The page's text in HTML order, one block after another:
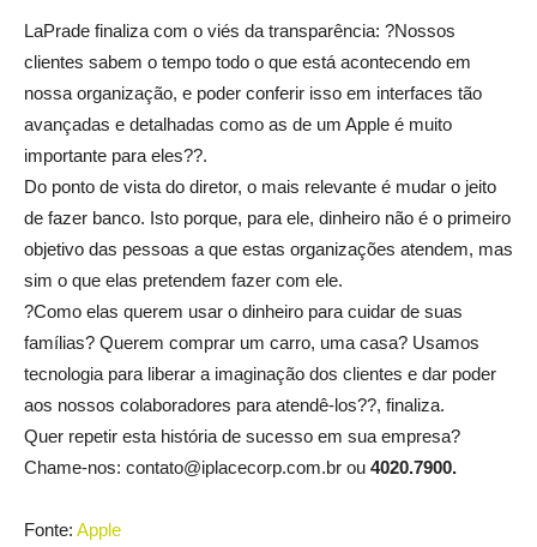
LaPrade finaliza com o viés da transparência: ?Nossos
clientes sabem o tempo todo o que está acontecendo em
nossa organização, e poder conferir isso em interfaces tão
avançadas e detalhadas como as de um Apple é muito
importante para eles??.
Do ponto de vista do diretor, o mais relevante é mudar o jeito
de fazer banco. Isto porque, para ele, dinheiro não é o primeiro
objetivo das pessoas a que estas organizações atendem, mas
sim o que elas pretendem fazer com ele.
?Como elas querem usar o dinheiro para cuidar de suas
famílias? Querem comprar um carro, uma casa? Usamos
tecnologia para liberar a imaginação dos clientes e dar poder
aos nossos colaboradores para atendê-los??, finaliza.
Quer repetir esta história de sucesso em sua empresa?
Chame-nos: contato@iplacecorp.com.br ou 4020.7900.
Fonte: Apple